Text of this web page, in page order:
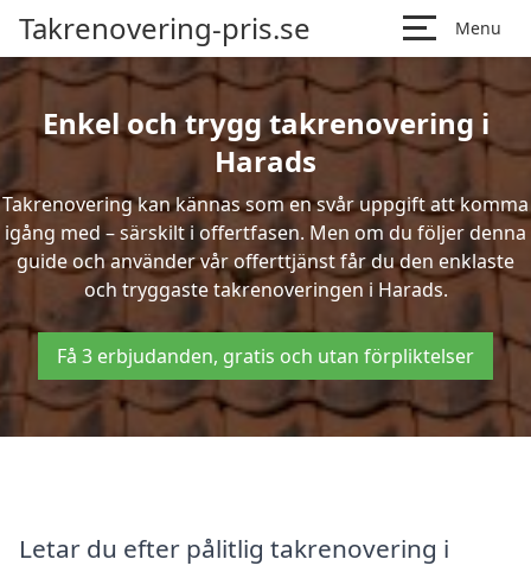
Takrenovering-pris.se Menu
Enkel och trygg takrenovering i
Harads
Takrenovering kan kännas som en svår uppgift att komma
igång med – särskilt i offertfasen. Men om du följer denna
guide och använder vår offerttjänst får du den enklaste
och tryggaste takrenoveringen i Harads.
Få 3 erbjudanden, gratis och utan förpliktelser
Letar du efter pålitlig takrenovering i